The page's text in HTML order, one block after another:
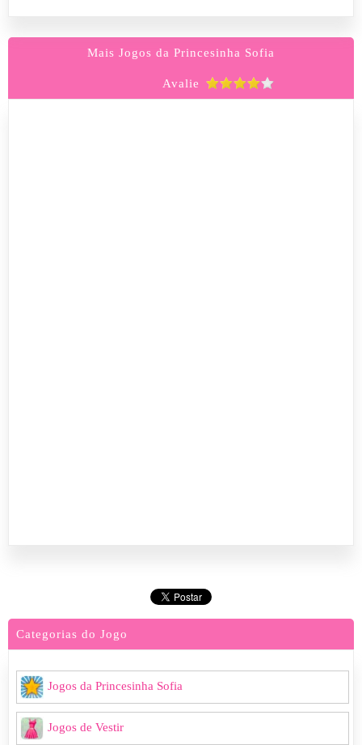
Mais Jogos da Princesinha Sofia
Avalie
Categorias do Jogo
Jogos da Princesinha Sofia
Jogos de Vestir